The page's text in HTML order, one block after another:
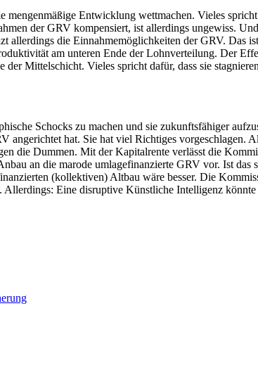
Entwicklung wettmachen. Vieles
der GRV kompensiert, ist allerdings ungewiss.
allerdings die Einnahmemöglichkeiten der GRV. Das
am unteren Ende der Lohnverteilung. Der
Mittelschicht. Vieles spricht dafür, dass sie
Schocks zu machen und sie zukunftsfähiger
angerichtet hat. Sie hat viel Richtiges vorgeschlagen.
die Dummen. Mit der Kapitalrente verlässt die
an die marode umlagefinanzierte GRV vor. Ist das
(kollektiven) Altbau wäre besser. Die
Eine disruptive Künstliche Intelligenz